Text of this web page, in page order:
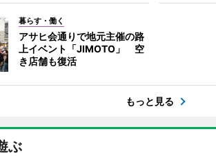
暮らす・働く
アサヒ会通りで地元主催の路
上イベント「JIMOTO」 空
き店舗も復活
もっと見る
ぶ